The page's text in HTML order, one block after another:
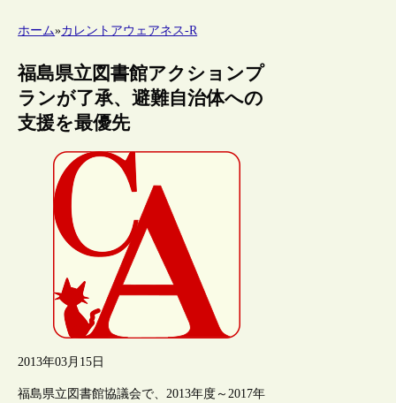
ホーム»カレントアウェアネス-R
福島県立図書館アクションプ
ランが了承、避難自治体への
支援を最優先
2013年03月15日
福島県立図書館協議会で、2013年度～2017年